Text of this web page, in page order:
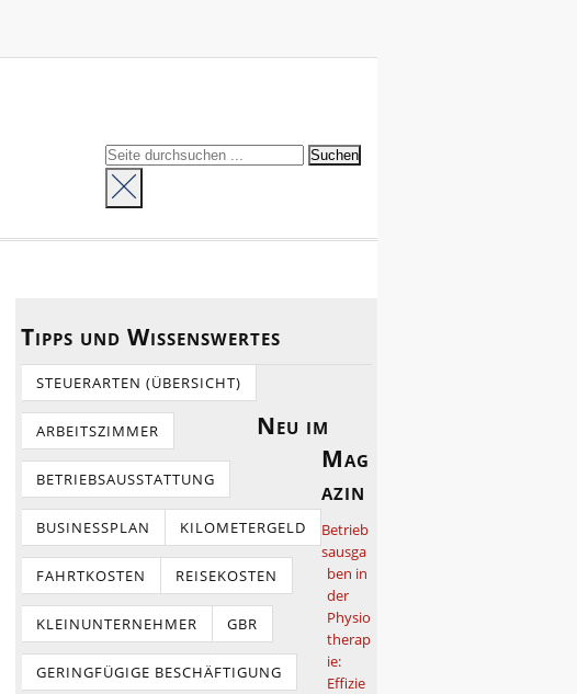
Tipps und Wissenswertes
STEUERARTEN (ÜBERSICHT)
ARBEITSZIMMER
BETRIEBSAUSSTATTUNG
BUSINESSPLAN KILOMETERGELD
FAHRTKOSTEN REISEKOSTEN
KLEINUNTERNEHMER GBR
GERINGFÜGIGE BESCHÄFTIGUNG
Neu im
Mag
azin
Betrieb
sausga
ben in
der
Physio
therap
ie:
Effizie